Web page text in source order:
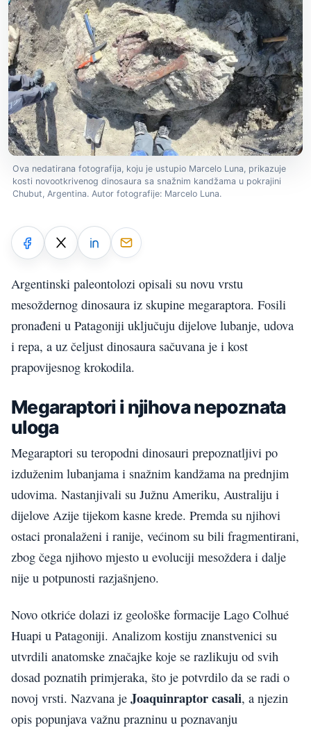
Ova nedatirana fotografija, koju je ustupio Marcelo Luna, prikazuje
kosti novootkrivenog dinosaura sa snažnim kandžama u pokrajini
Chubut, Argentina. Autor fotografije: Marcelo Luna.
Argentinski paleontolozi opisali su novu vrstu
mesoždernog dinosaura iz skupine megaraptora. Fosili
pronađeni u Patagoniji uključuju dijelove lubanje, udova
i repa, a uz čeljust dinosaura sačuvana je i kost
prapovijesnog krokodila.
Megaraptori i njihova nepoznata
uloga
Megaraptori su teropodni dinosauri prepoznatljivi po
izduženim lubanjama i snažnim kandžama na prednjim
udovima. Nastanjivali su Južnu Ameriku, Australiju i
dijelove Azije tijekom kasne krede. Premda su njihovi
ostaci pronalaženi i ranije, većinom su bili fragmentirani,
zbog čega njihovo mjesto u evoluciji mesoždera i dalje
nije u potpunosti razjašnjeno.
Novo otkriće dolazi iz geološke formacije Lago Colhué
Huapi u Patagoniji. Analizom kostiju znanstvenici su
utvrdili anatomske značajke koje se razlikuju od svih
dosad poznatih primjeraka, što je potvrdilo da se radi o
novoj vrsti. Nazvana je Joaquinraptor casali, a njezin
opis popunjava važnu prazninu u poznavanju